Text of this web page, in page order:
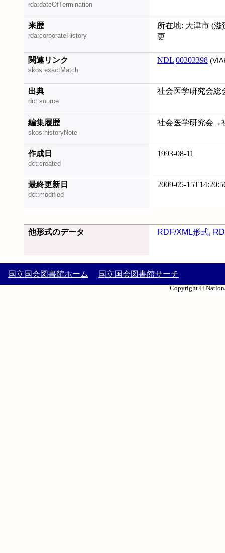
rda:dateOfTermination
来歴
rda:corporateHistory
所在地: 大津市 (
更
関連リンク
skos:exactMatch
NDL|00303398
出典
dct:source
社会医学研究会総
編集履歴
skos:historyNote
社会医学研究会→
作成日
dct:created
1993-08-11
最終更新日
dct:modified
2009-05-
他形式のデータ RDF/XML形式,
国立国会図書館ホーム 国立国会図書館サーチ
Copyright ©